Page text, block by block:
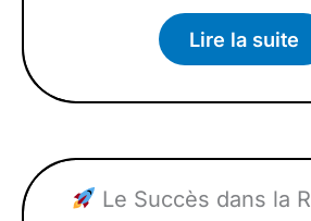
Lire la suite
Le Succès dans la